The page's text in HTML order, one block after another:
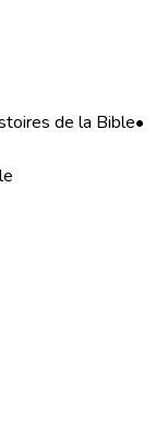
de la Bible•